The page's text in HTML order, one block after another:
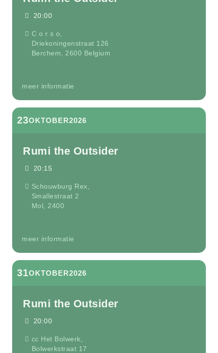
20:00
C o r s o,
Driekoningenstraat 126
Berchem
2600 Belgium
meer informatie
23OKTOBER2026
Rumi the Outsider
20:15
Schouwburg Rex,
Smallestraat 2
Mol
2400
meer informatie
31OKTOBER2026
Rumi the Outsider
20:00
cc Het Bolwerk,
Bolwerkstraat 17